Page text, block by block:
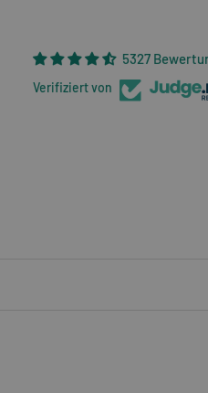
5327
Verifiziert von